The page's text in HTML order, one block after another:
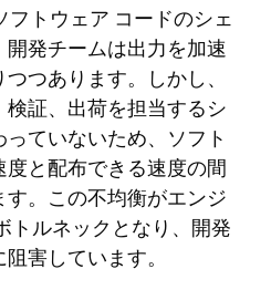
トウェア コードのシェ
発チームは出力を加速
つあります。しかし、
証、出荷を担当するシ
ていないため、ソフト
と配布できる速度の間
。この不均衡がエンジ
トルネックとなり、開発
害しています。